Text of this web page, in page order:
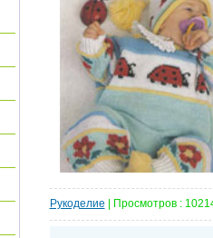
Рукоделие | Просмотров :